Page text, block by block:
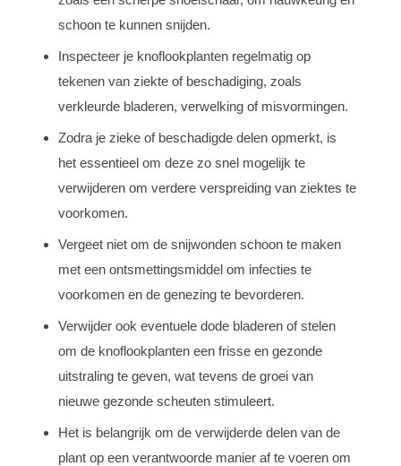
schoon te kunnen snijden.
Inspecteer je knoflookplanten regelmatig op
tekenen van ziekte of beschadiging, zoals
verkleurde bladeren, verwelking of misvormingen.
Zodra je zieke of beschadigde delen opmerkt, is
het essentieel om deze zo snel mogelijk te
verwijderen om verdere verspreiding van ziektes te
voorkomen.
Vergeet niet om de snijwonden schoon te maken
met een ontsmettingsmiddel om infecties te
voorkomen en de genezing te bevorderen.
Verwijder ook eventuele dode bladeren of stelen
om de knoflookplanten een frisse en gezonde
uitstraling te geven, wat tevens de groei van
nieuwe gezonde scheuten stimuleert.
Het is belangrijk om de verwijderde delen van de
plant op een verantwoorde manier af te voeren om